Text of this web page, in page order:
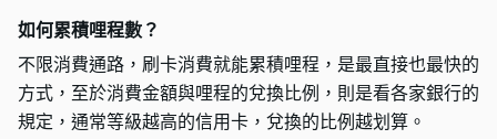
如何累積哩程數？
不限消費通路，刷卡消費就能累積哩程，是最直接也最快的
方式，至於消費金額與哩程的兌換比例，則是看各家銀行的
規定，通常等級越高的信用卡，兌換的比例越划算。